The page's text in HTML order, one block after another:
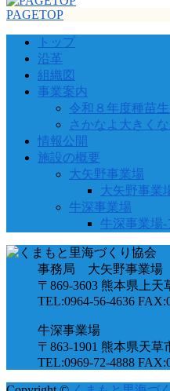
PAGETOP
トップ
沿革
組織図
事業案内
令和８年度種苗
さかなよ大きく
情報公開
施設の概要
大矢野事業場
大矢野事業
牛深事業場
牛深事業場-
事務局 大矢野事業場
〒869-3603 熊本県上天
TEL:0964-56-4636
牛深事業場
〒863-1901 熊本県天草
TEL:0969-72-4888